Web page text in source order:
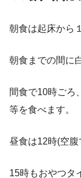
朝食は起床から
朝食までの間に
間食で10時ごろ
等を食べます。
昼食は12時(空腹
15時もおやつタ